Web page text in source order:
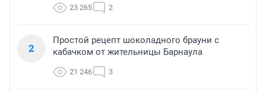
23 265 2
2
Простой рецепт шоколадного брауни с
кабачком от жительницы Барнаула
21 246 3